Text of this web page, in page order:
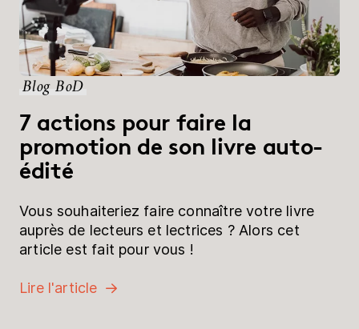
Blog BoD
7 actions pour faire la
promotion de son livre auto-
édité
Vous souhaiteriez faire connaître votre livre
auprès de lecteurs et lectrices ? Alors cet
article est fait pour vous !
Lire l'article